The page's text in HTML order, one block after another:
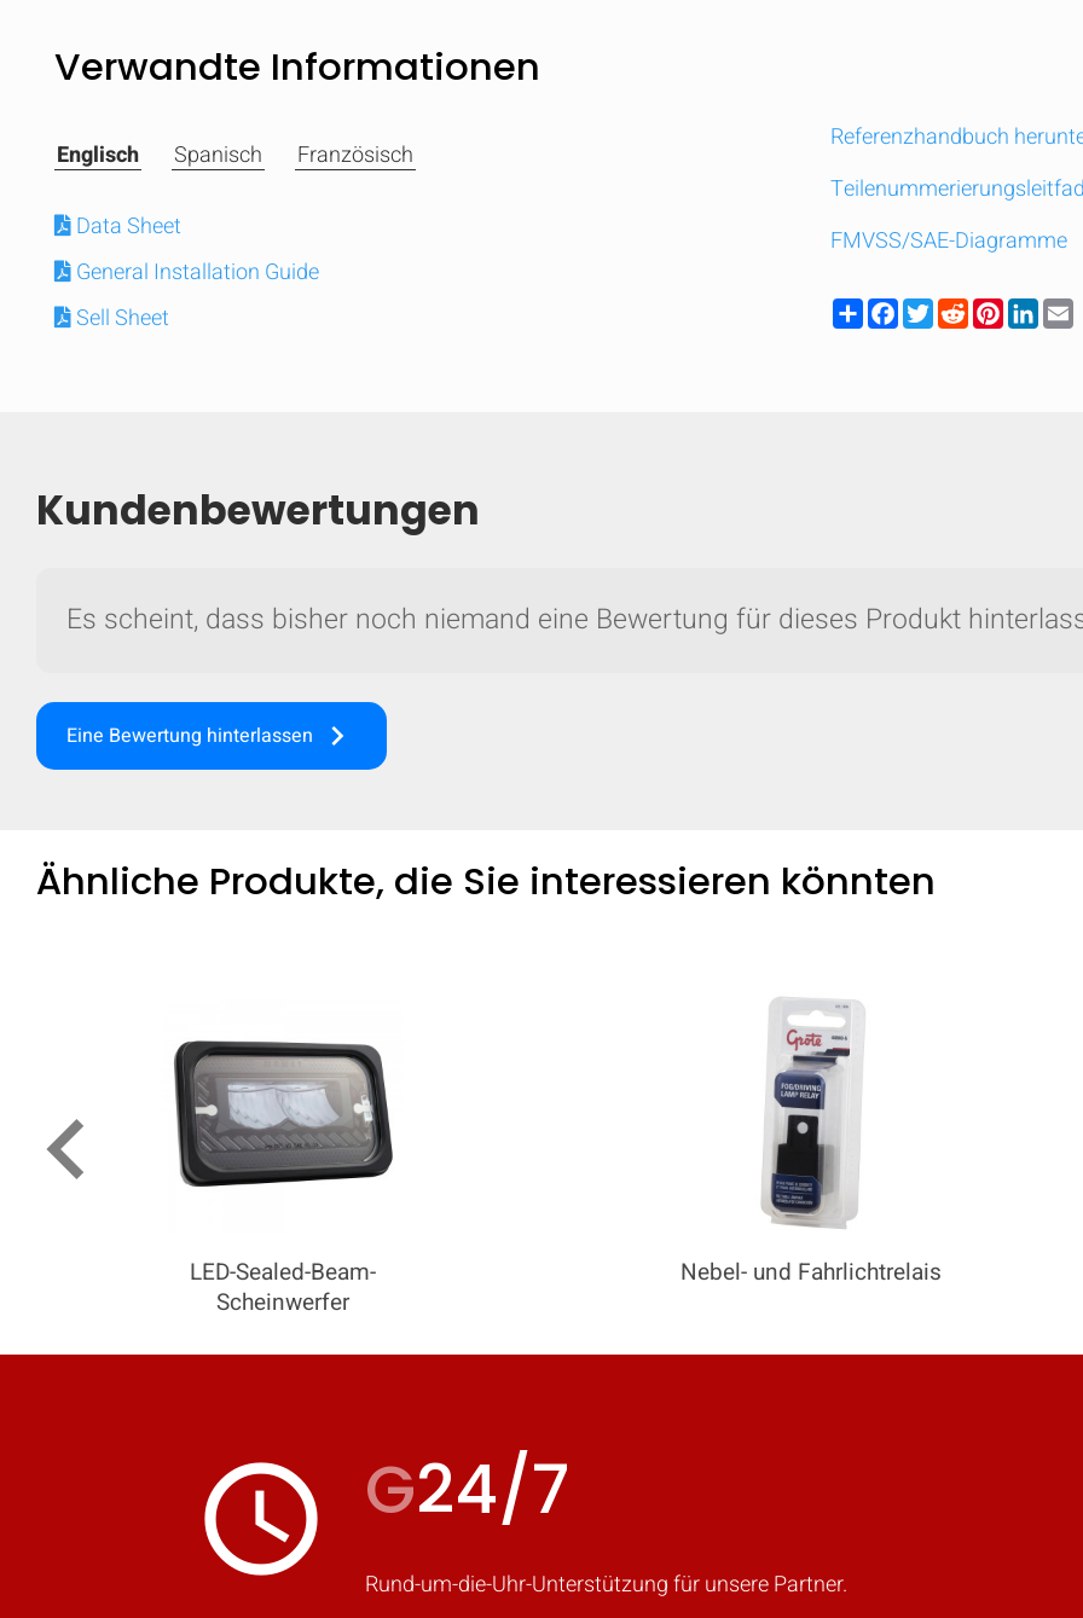
VERGLEICHEN
Verwandte Informationen
Englisch Spanisch Französisch
Data Sheet
General Installation Guide
Sell Sheet
Referenzhandbuch
FMVSS/SAE-Diagramme
ShareFacebook
TwitterRedditPinterest
Kundenbewertungen
Es scheint, dass bisher noch niemand eine Bewertung für dieses Produkt
Eine Bewertung hinterlassen keyboard_arrow_right
Ähnliche Produkte, die Sie interessieren könnten
LED-Sealed-Beam-
Scheinwerfer
Nebel- und Fahrlichtrelais
keyboard_arrow_left
access_time G24/7
Rund-um-die-Uhr-Unterstützung für unsere Partner.